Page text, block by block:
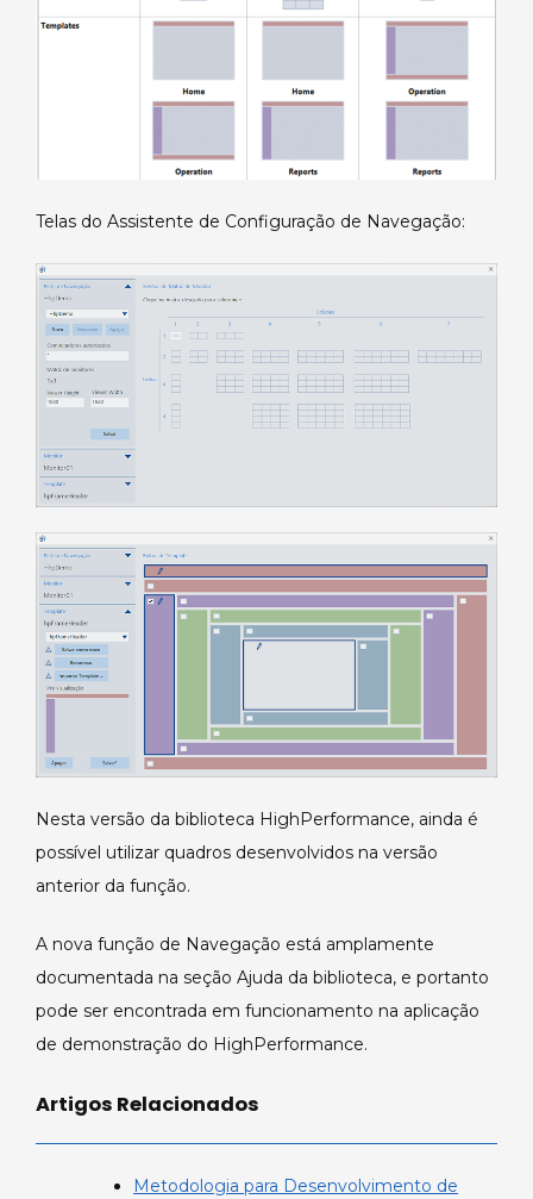
Telas do Assistente de Configuração de Navegação:
Nesta versão da biblioteca HighPerformance, ainda é
possível utilizar quadros desenvolvidos na versão
anterior da função.
A nova função de Navegação está amplamente
documentada na seção Ajuda da biblioteca, e portanto
pode ser encontrada em funcionamento na aplicação
de demonstração do HighPerformance.
Artigos Relacionados
Metodologia para Desenvolvimento de